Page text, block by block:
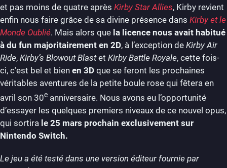
et pas moins de quatre après Kirby Star Allies, Kirby revient
enfin nous faire grâce de sa divine présence dans Kirby et le
Monde Oublié. Mais alors que la licence nous avait habitué
à du fun majoritairement en 2D, à l’exception de Kirby Air
Ride, Kirby’s Blowout Blastet Kirby Battle Royale, cette fois-
ci, c’est bel et bien en 3D que se feront les prochaines
véritables aventures de la petite boule rose qui fêtera en
avril son 30e anniversaire. Nous avons eu l’opportunité
d’essayer les quelques premiers niveaux de ce nouvel opus,
qui sortira le 25 mars prochain exclusivement sur
Nintendo Switch.
Le jeu a été testé dans une version éditeur fournie par